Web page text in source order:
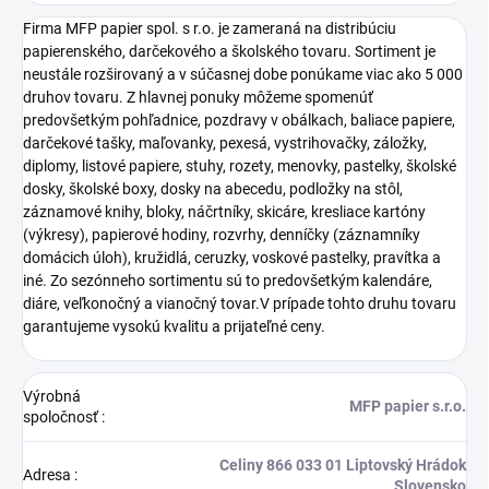
Firma MFP papier spol. s r.o. je zameraná na distribúciu
papierenského, darčekového a školského tovaru. Sortiment je
neustále rozširovaný a v súčasnej dobe ponúkame viac ako 5 000
druhov tovaru. Z hlavnej ponuky môžeme spomenúť
predovšetkým pohľadnice, pozdravy v obálkach, baliace papiere,
darčekové tašky, maľovanky, pexesá, vystrihovačky, záložky,
diplomy, listové papiere, stuhy, rozety, menovky, pastelky, školské
dosky, školské boxy, dosky na abecedu, podložky na stôl,
záznamové knihy, bloky, náčrtníky, skicáre, kresliace kartóny
(výkresy), papierové hodiny, rozvrhy, denníčky (záznamníky
domácich úloh), kružidlá, ceruzky, voskové pastelky, pravítka a
iné. Zo sezónneho sortimentu sú to predovšetkým kalendáre,
diáre, veľkonočný a vianočný tovar.V prípade tohto druhu tovaru
garantujeme vysokú kvalitu a prijateľné ceny.
Výrobná
spoločnosť:
MFP papier s.r.o.
Adresa :
Celiny 866 033 01 Liptovský Hrádok